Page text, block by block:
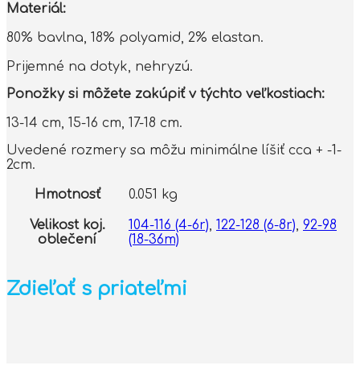
Materiál:
80% bavlna, 18% polyamid, 2% elastan.
Prijemné na dotyk, nehryzú.
Ponožky si môžete zakúpiť v týchto veľkostiach:
13-14 cm, 15-16 cm, 17-18 cm.
Uvedené rozmery sa môžu minimálne líšiť cca + -1-
2cm.
Hmotnosť 0.051 kg
Velikost koj.
oblečení
104-116 (4-6r), 122-128 (6-8r), 92-98
(18-36m)
Zdieľať s priateľmi